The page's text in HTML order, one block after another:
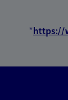
*https://